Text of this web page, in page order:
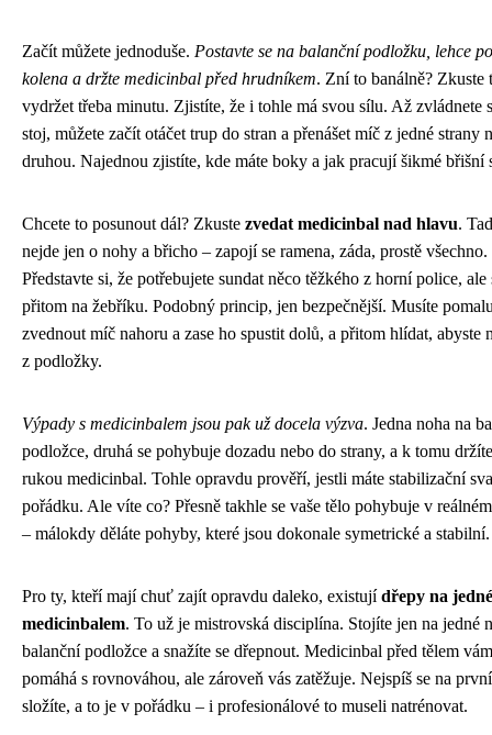
Začít můžete jednoduše. Postavte se na balanční podložku, lehce
kolena a držte medicinbal před hrudníkem. Zní to banálně? Zkuste
vydržet třeba minutu. Zjistíte, že i tohle má svou sílu. Až zvládnete
stoj, můžete začít otáčet trup do stran a přenášet míč z jedné strany
druhou. Najednou zjistíte, kde máte boky a jak pracují šikmé břišní
Chcete to posunout dál? Zkuste zvedat medicinbal nad hlavu.
nejde jen o nohy a břicho – zapojí se ramena, záda, prostě všechno.
Představte si, že potřebujete sundat něco těžkého z horní police, ale
přitom na žebříku. Podobný princip, jen bezpečnější. Musíte
zvednout míč nahoru a zase ho spustit dolů, a přitom hlídat, abyste
z podložky.
Výpady s medicinbalem jsou pak už docela výzva. Jedna noha na
podložce, druhá se pohybuje dozadu nebo do strany, a k tomu
rukou medicinbal. Tohle opravdu prověří, jestli máte stabilizační
pořádku. Ale víte co? Přesně takhle se vaše tělo pohybuje v
– málokdy děláte pohyby, které jsou dokonale symetrické a stabilní.
Pro ty, kteří mají chuť zajít opravdu daleko, existujídřepy na
medicinbalem. To už je mistrovská disciplína. Stojíte jen na jedné
balanční podložce a snažíte se dřepnout. Medicinbal před tělem
pomáhá s rovnováhou, ale zároveň vás zatěžuje. Nejspíš se na
složíte, a to je v pořádku – i profesionálové to museli natrénovat.